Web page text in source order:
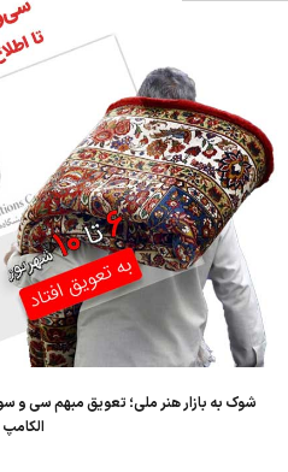
شوک به بازار هنر ملی؛ تعویق مبهم سی و
الکامپ